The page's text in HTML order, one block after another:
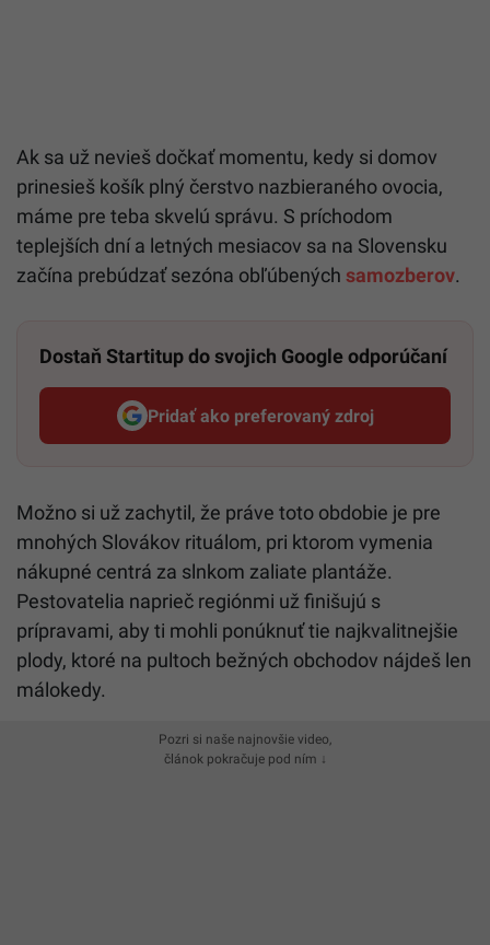
Ak sa už nevieš dočkať momentu, kedy si domov
prinesieš košík plný čerstvo nazbieraného ovocia,
máme pre teba skvelú správu. S príchodom
teplejších dní a letných mesiacov sa na Slovensku
začína prebúdzať sezóna obľúbených samozberov.
Dostaň Startitup do svojich Google odporúčaní
Pridať ako preferovaný zdroj
Startitup, odkaz sa otvorí v
Možno si už zachytil, že práve toto obdobie je pre
mnohých Slovákov rituálom, pri ktorom vymenia
nákupné centrá za slnkom zaliate plantáže.
Pestovatelia naprieč regiónmi už finišujú s
prípravami, aby ti mohli ponúknuť tie najkvalitnejšie
plody, ktoré na pultoch bežných obchodov nájdeš len
málokedy.
Pozri si naše najnovšie video,
článok pokračuje pod ním ↓